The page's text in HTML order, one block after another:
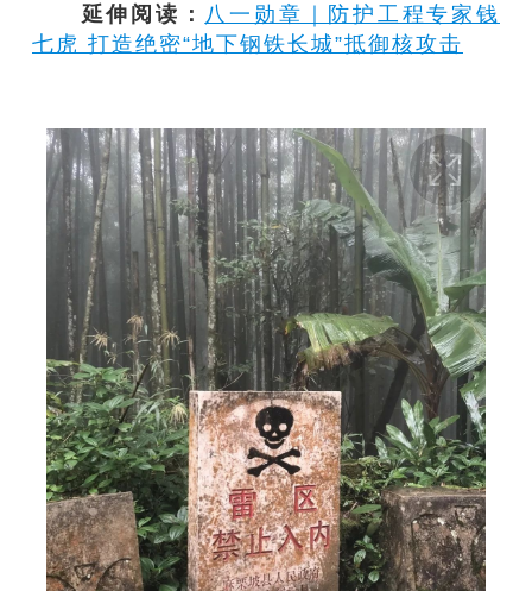
延伸阅读： 八一勋章｜防护工程专家钱
七虎 打造绝密“地下钢铁长城”抵御核攻击